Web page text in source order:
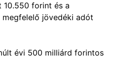
10.550 forint és a
megfelelő jövedéki adót
évi 500 milliárd forintos